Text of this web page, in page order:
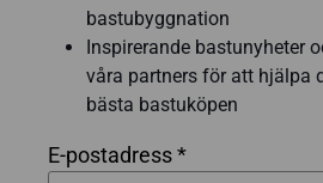
bastubyggnation
Inspirerande bastunyheter
våra partners för att hjälpa
bästa bastuköpen
E-postadress *